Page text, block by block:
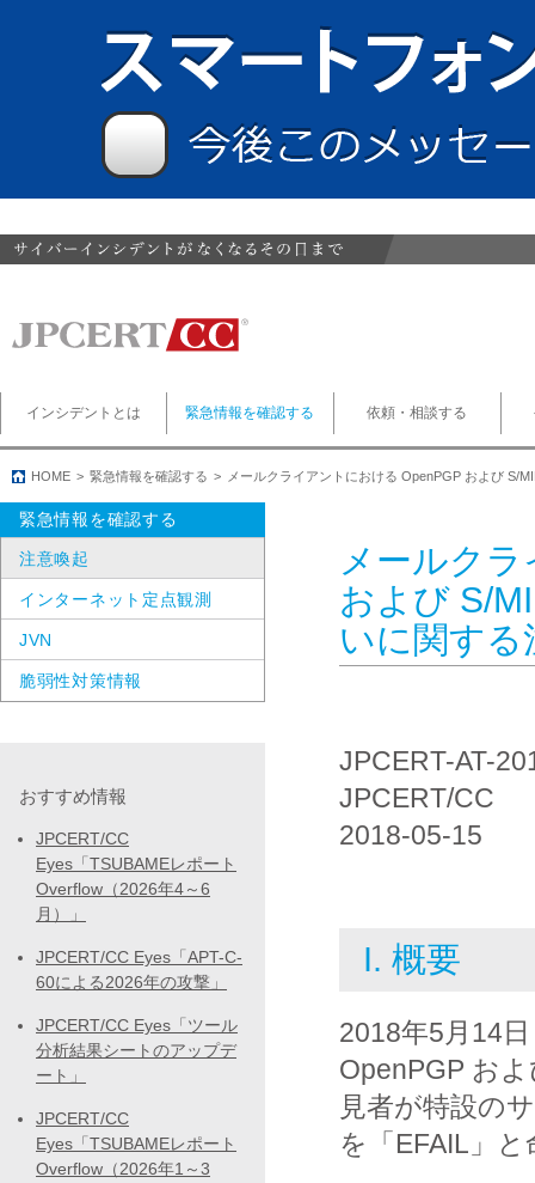
インシデントとは 緊急情報を確認する 依頼・相談する
HOME 緊急情報を確認する メールクライアントにおける OpenPGP および S/
メールク
および S/
いに関する
JPCERT-AT-
JPCERT/CC
2018-05-15
I. 概要
2018年5月14
OpenPGP お
見者が特設の
を「EFAIL」
緊急情報を確認する
注意喚起
インターネット定点観測
JVN
脆弱性対策情報
おすすめ情報
JPCERT/CC
Eyes「TSUBAMEレポート
Overflow（2026年4～6
月）」
JPCERT/CC Eyes「APT-C-
60による2026年の攻撃」
JPCERT/CC Eyes「ツール
分析結果シートのアップデ
ート」
JPCERT/CC
Eyes「TSUBAMEレポート
Overflow（2026年1～3